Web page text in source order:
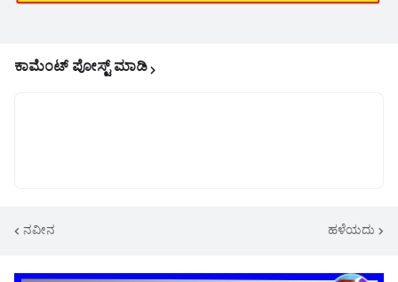
ಕಾಮೆಂಟ್‌‌ ಪೋಸ್ಟ್‌ ಮಾಡಿ
ನವೀನ ಹಳೆಯದು